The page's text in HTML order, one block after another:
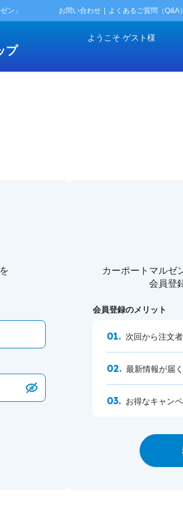
ン」 お問い合わせ よくあるご質問（Q&A）
プ
ようこそ ゲスト様
カーポートマルゼ
会員登
会員登録のメリット
次回から注文
最新情報が届く
お得なキャン